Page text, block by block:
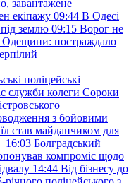
завантажене
екіпажу 09:44 В Одесі
землю 09:15 Ворог не
Одещини: постраждало
поліцейські
служби колеги Сороки
з бойовими
став майданчиком для
16:03 Болградський
компроміс щодо
14:44 Від бізнесу до